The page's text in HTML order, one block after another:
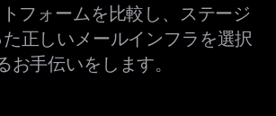
フォームを比較し、ステージ
正しいメールインフラを選択
お手伝いをします。